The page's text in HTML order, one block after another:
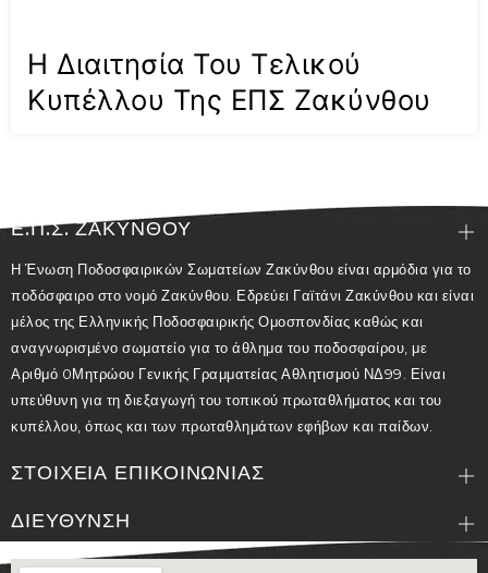
Η Διαιτησία Του Τελικού
Κυπέλλου Της ΕΠΣ Ζακύνθου
Ε.Π.Σ. ΖΑΚΥΝΘΟΥ
Η Ένωση Ποδοσφαιρικών Σωματείων Ζακύνθου είναι αρμόδια για το
ποδόσφαιρο στο νομό Ζακύνθου. Εδρεύει Γαϊτάνι Ζακύνθου και είναι
μέλος της Ελληνικής Ποδοσφαιρικής Ομοσπονδίας καθώς και
αναγνωρισμένο σωματείο για το άθλημα του ποδοσφαίρου, με
Αριθμό 0Μητρώου Γενικής Γραμματείας Αθλητισμού ΝΔ99. Είναι
υπεύθυνη για τη διεξαγωγή του τοπικού πρωταθλήματος και του
κυπέλλου, όπως και των πρωταθλημάτων εφήβων και παίδων.
ΣΤΟΙΧΕΙΑ ΕΠΙΚΟΙΝΩΝΙΑΣ
ΔΙΕΥΘΥΝΣΗ